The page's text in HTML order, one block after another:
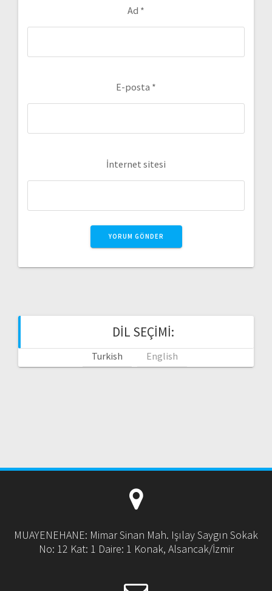
Ad *
E-posta *
İnternet sitesi
DIL SEÇIMI:
Turkish English
MUAYENEHANE: Mimar Sinan Mah. Işılay Saygın Sokak
No: 12 Kat: 1 Daire: 1 Konak, Alsancak/İzmir